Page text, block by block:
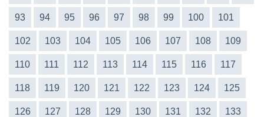
93 94 95 96 97 98 99 100 101
102 103 104 105 106 107 108 109
110 111 112 113 114 115 116 117
118 119 120 121 122 123 124 125
126 127 128 129 130 131 132 133